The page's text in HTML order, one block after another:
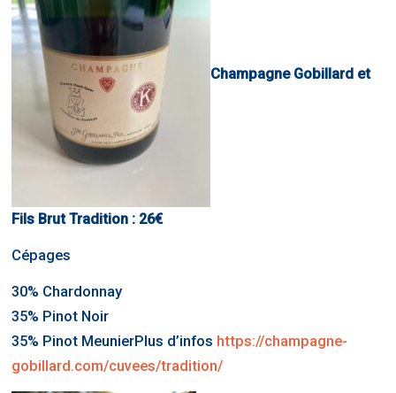
Champagne Gobillard et
Fils Brut Tradition : 26€
Cépages
30% Chardonnay
35% Pinot Noir
35% Pinot MeunierPlus d’infos https://champagne-
gobillard.com/cuvees/tradition/